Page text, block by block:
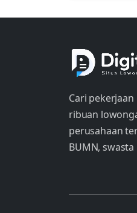
Cari
ribuan
perusahaan
BUMN,